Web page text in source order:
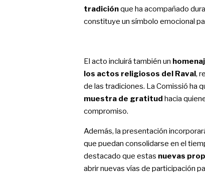
tradiciónque ha acompañado
constituye un símbolo emocional
El acto incluirá también un
los actos religiosos del Raval,
de las tradiciones. La Comissió ha
muestra de gratitud hacia
compromiso.
Además, la presentación
que puedan consolidarse en el
destacado que estas nuevas
abrir nuevas vías de participación